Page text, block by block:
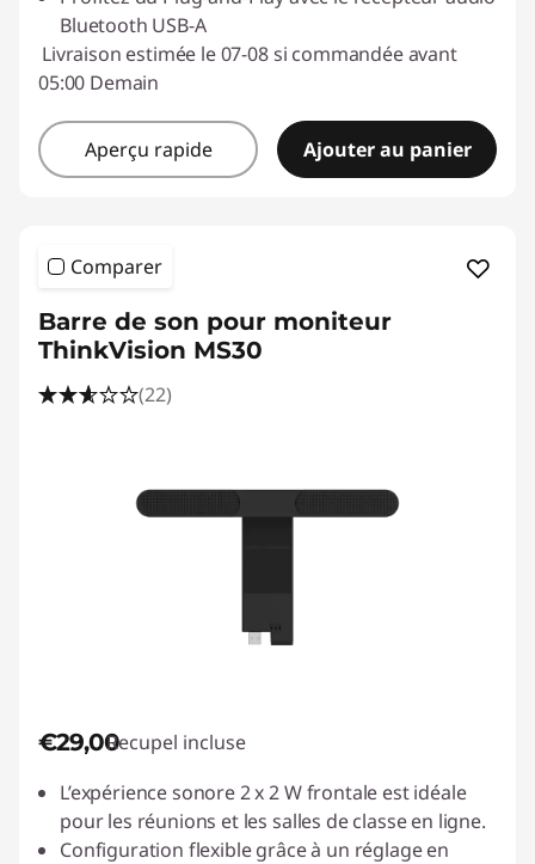
Bluetooth USB-A
Livraison estimée le 07-08 si commandée avant
05:00 Demain
Aperçu rapide Ajouter au panier
Comparer
Barre de son pour moniteur
ThinkVision MS30
(22)
€29,00Recupel incluse
L’expérience sonore 2 x 2 W frontale est idéale
pour les réunions et les salles de classe en ligne.
Configuration flexible grâce à un réglage en